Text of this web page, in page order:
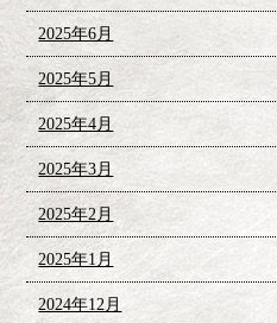
2025年6月
2025年5月
2025年4月
2025年3月
2025年2月
2025年1月
2024年12月